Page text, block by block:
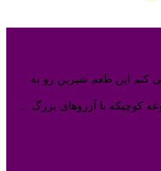
کنم این طعم شیرین رو به
کوچیکه با آرزوهای بزرگ …